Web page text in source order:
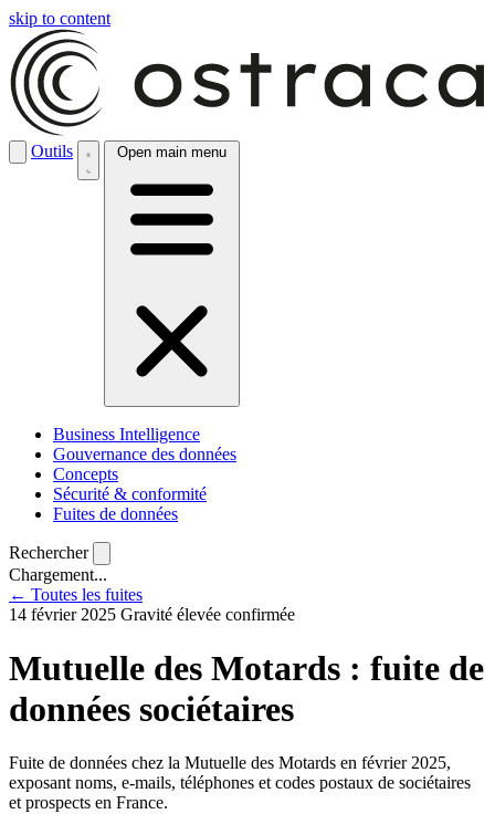
skip to content
Outils Open main menu
Business Intelligence
Gouvernance des données
Concepts
Sécurité & conformité
Fuites de données
Rechercher
Chargement...
← Toutes les fuites
14 février 2025 Gravité élevée confirmée
Mutuelle des Motards : fuite de
données sociétaires
Fuite de données chez la Mutuelle des Motards en février 2025,
exposant noms, e-mails, téléphones et codes postaux de sociétaires
et prospects en France.